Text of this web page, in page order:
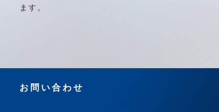
ます。
お問い合わせ